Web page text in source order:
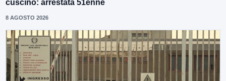
cuscino: arrestata 51enne
8 AGOSTO 2026